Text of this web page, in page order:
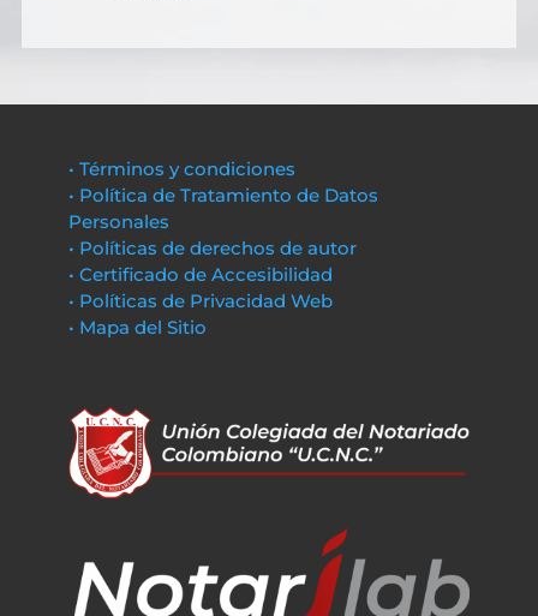
• Términos y condiciones
• Política de Tratamiento de Datos
Personales
• Políticas de derechos de autor
• Certificado de Accesibilidad
• Políticas de Privacidad Web
• Mapa del Sitio